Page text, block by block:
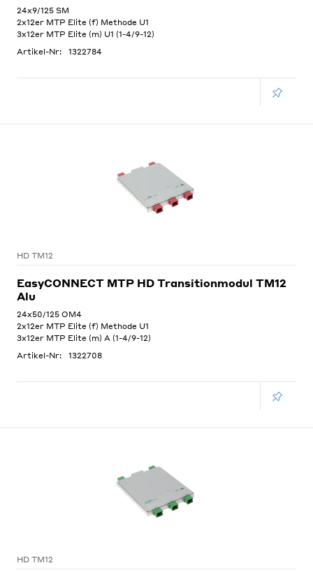
24x9/125 SM
2x12er MTP Elite (f) Methode U1
3x12er MTP Elite (m) U1 (1-4/9-12)
Artikel-Nr:
1322784
HD TM12
EasyCONNECT MTP HD Transitionmodul TM12
Alu
24x50/125 OM4
2x12er MTP Elite (f) Methode U1
3x12er MTP Elite (m) A (1-4/9-12)
Artikel-Nr:
1322708
HD TM12